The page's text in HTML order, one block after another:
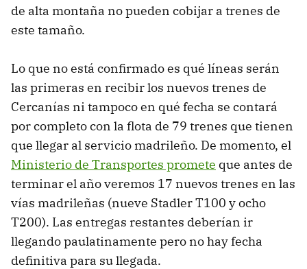
de alta montaña no pueden cobijar a trenes de
este tamaño.
Lo que no está confirmado es qué líneas serán
las primeras en recibir los nuevos trenes de
Cercanías ni tampoco en qué fecha se contará
por completo con la flota de 79 trenes que tienen
que llegar al servicio madrileño. De momento, el
Ministerio de Transportes promete que antes de
terminar el año veremos 17 nuevos trenes en las
vías madrileñas (nueve Stadler T100 y ocho
T200). Las entregas restantes deberían ir
llegando paulatinamente pero no hay fecha
definitiva para su llegada.